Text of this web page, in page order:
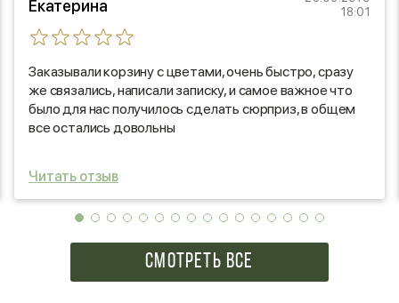
Екатерина
18:01
Заказывали корзину с цветами, очень быстро, сразу
же связались, написали записку, и самое важное что
было для нас получилось сделать сюрприз, в общем
все остались довольны
Читать отзыв
СМОТРЕТЬ ВСЕ